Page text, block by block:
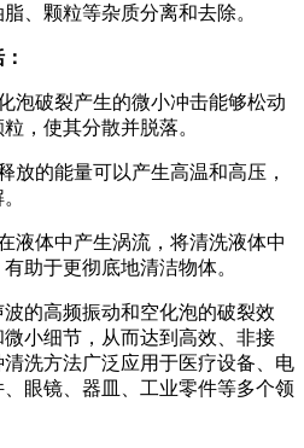
、颗粒等杂质分离和去除。
泡破裂产生的微小冲击能够松动
，使其分散并脱落。
放的能量可以产生高温和高压，
液体中产生涡流，将清洗液体中
助于更彻底地清洁物体。
的高频振动和空化泡的破裂效
小细节，从而达到高效、非接
洗方法广泛应用于医疗设备、电
眼镜、器皿、工业零件等多个领